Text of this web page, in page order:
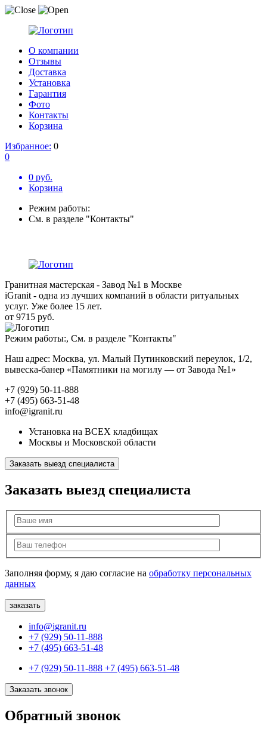
О компании
Отзывы
Доставка
Установка
Гарантия
Фото
Контакты
Корзина
Избранное: 0
0
0 руб.
Корзина
Режим работы:
См. в разделе "Контакты"
Гранитная мастерская - Завод №1 в Москве
iGranit - одна из лучших компаний в области ритуальных
услуг. Уже более 15 лет.
от 9715 руб.
Режим работы:, См. в разделе "Контакты"
Наш адрес: Москва, ул. Малый Путинковский переулок, 1/2,
вывеска-банер «Памятники на могилу — от Завода №1»
+7 (929) 50-11-888
+7 (495) 663-51-48
info@igranit.ru
Установка на ВСЕХ кладбищах
Москвы и Московской области
Заказать выезд специалиста
Заказать выезд специалиста
Заполняя форму, я даю согласие на обработку персональных
данных
info@igranit.ru
+7 (929) 50-11-888
+7 (495) 663-51-48
+7 (929) 50-11-888 +7 (495) 663-51-48
Заказать звонок
Обратный звонок